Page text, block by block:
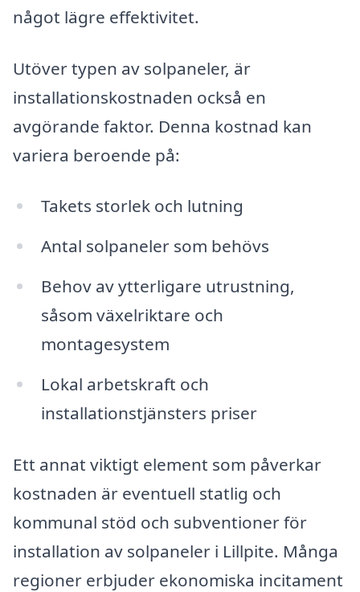
något lägre effektivitet.
Utöver typen av solpaneler, är
installationskostnaden också en
avgörande faktor. Denna kostnad kan
variera beroende på:
Takets storlek och lutning
Antal solpaneler som behövs
Behov av ytterligare utrustning,
såsom växelriktare och
montagesystem
Lokal arbetskraft och
installationstjänsters priser
Ett annat viktigt element som påverkar
kostnaden är eventuell statlig och
kommunal stöd och subventioner för
installation av solpaneler i Lillpite. Många
regioner erbjuder ekonomiska incitament